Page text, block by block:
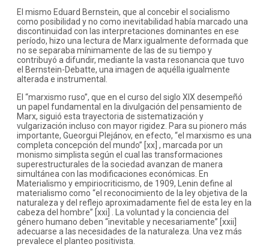
El mismo Eduard Bernstein, que al concebir el socialismo
como posibilidad y no como inevitabilidad había marcado una
discontinuidad con las interpretaciones dominantes en ese
período, hizo una lectura de Marx igualmente deformada que
no se separaba mínimamente de las de su tiempo y
contribuyó a difundir, mediante la vasta resonancia que tuvo
el Bernstein-Debatte, una imagen de aquélla igualmente
alterada e instrumental.
El “marxismo ruso”, que en el curso del siglo XIX desempeñó
un papel fundamental en la divulgación del pensamiento de
Marx, siguió esta trayectoria de sistematización y
vulgarización incluso con mayor rigidez. Para su pionero más
importante, Gueorgui Plejánov, en efecto, “el marxismo es una
completa concepción del mundo” [xx] , marcada por un
monismo simplista según el cual las transformaciones
superestructurales de la sociedad avanzan de manera
simultánea con las modificaciones económicas. En
Materialismo y empiriocriticismo, de 1909, Lenin define al
materialismo como “el reconocimiento de la ley objetiva de la
naturaleza y del reflejo aproximadamente fiel de esta ley en la
cabeza del hombre” [xxi] . La voluntad y la conciencia del
género humano deben “inevitable y necesariamente” [xxii]
adecuarse a las necesidades de la naturaleza. Una vez más
prevalece el planteo positivista.